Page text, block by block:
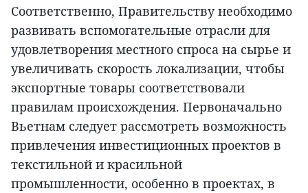
Соответственно, Правительству необходимо
развивать вспомогательные отрасли для
удовлетворения местного спроса на сырье и
увеличивать скорость локализации, чтобы
экспортные товары соответствовали
правилам происхождения. Первоначально
Вьетнам следует рассмотреть возможность
привлечения инвестиционных проектов в
текстильной и красильной
промышленности, особенно в проектах, в